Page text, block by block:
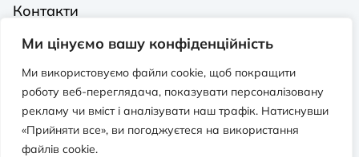
Ми цінуємо вашу конфіденційність
Ми використовуємо файли cookie, щоб покращити
роботу веб-переглядача, показувати персоналізовану
рекламу чи вміст і аналізувати наш трафік. Натиснувши
«Прийняти все», ви погоджуєтеся на використання
файлів cookie.
Контакти
Про нас
Видавництва на Порталі
Політика конфіденційності
Публічна оферта